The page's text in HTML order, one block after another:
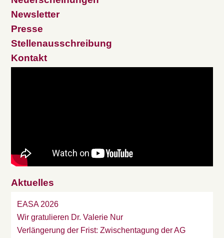
Newsletter
Presse
Stellenausschreibung
Kontakt
Aktuelles
EASA 2026
Wir gratulieren Dr. Valerie Nur
Verlängerung der Frist: Zwischentagung der AG